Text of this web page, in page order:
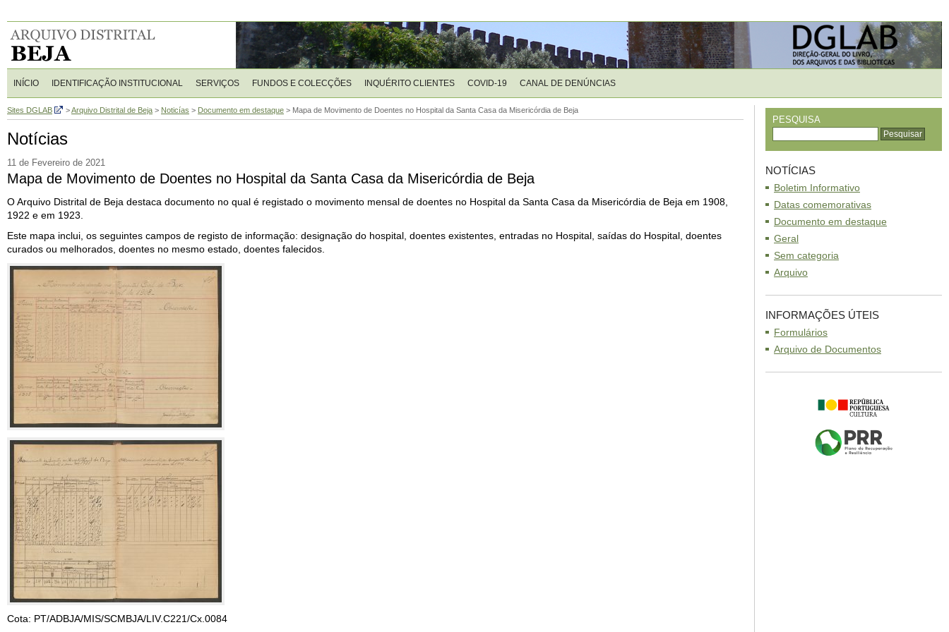
INÍCIO IDENTIFICAÇÃO INSTITUCIONAL SERVIÇOS FUNDOS E COLECÇÕES INQUÉRITO CLIENTES COVID-19 CANAL DE DENÚNCIAS
Sites DGLAB >Arquivo Distrital de Beja > Noticías > Documento em destaque > Mapa de Movimento de Doentes no Hospital da Santa Casa da Misericórdia de Beja
Notícias
11 de Fevereiro de 2021
Mapa de Movimento de Doentes no Hospital da Santa Casa da Misericórdia de Beja
O Arquivo Distrital de Beja destaca documento no qual é registado o movimento mensal de doentes no Hospital da Santa Casa da Misericórdia de Beja em 1908,
1922 e em 1923.
Este mapa inclui, os seguintes campos de registo de informação: designação do hospital, doentes existentes, entradas no Hospital, saídas do Hospital, doentes
curados ou melhorados, doentes no mesmo estado, doentes falecidos.
Cota: PT/ADBJA/MIS/SCMBJA/LIV.C221/Cx.0084
PESQUISA
NOTÍCIAS
Boletim Informativo
Datas comemorativas
Documento em destaque
Geral
Sem categoria
Arquivo
INFORMAÇÕES ÚTEIS
Formulários
Arquivo de Documentos